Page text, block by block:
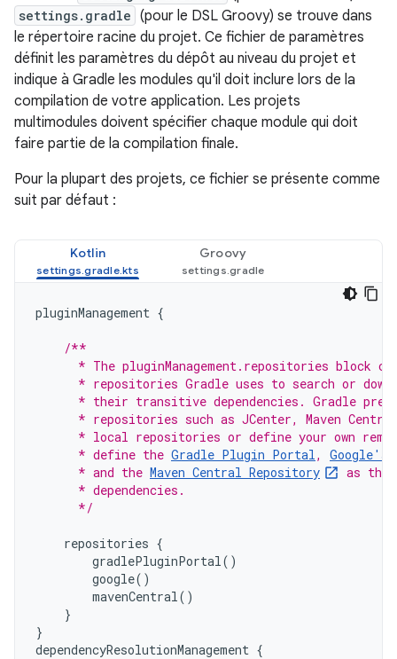
settings.gradle (pour le DSL Groovy) se trouve dans
le répertoire racine du projet. Ce fichier de paramètres
définit les paramètres du dépôt au niveau du projet et
indique à Gradle les modules qu'il doit inclure lors de la
compilation de votre application. Les projets
multimodules doivent spécifier chaque module qui doit
faire partie de la compilation finale.
Pour la plupart des projets, ce fichier se présente comme
suit par défaut :
Kotlin Groovy
pluginManagement {
/**
* The pluginManagement.repositories block
* repositories Gradle uses to search or
* their transitive dependencies. Gradle
* repositories such as JCenter, Maven
* local repositories or define your own
      * define the
Gradle Plugin Portal, Google's
      * and the
Maven Central Repository
as the
      * dependencies.
      */
repositories {
gradlePluginPortal()
google()
mavenCentral()
}
}
dependencyResolutionManagement {